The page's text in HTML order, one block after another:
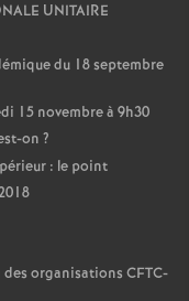
UNITAIRE
du 18 septembre
15 novembre à 9h30
on ?
: le point
des organisations CFTC-